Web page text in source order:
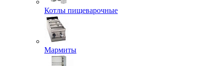
Котлы пищеварочные
Мармиты